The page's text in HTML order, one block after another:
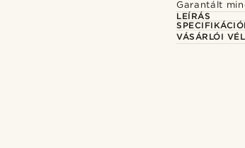
Garantált
LEÍRÁS
VÁSÁRLÓI